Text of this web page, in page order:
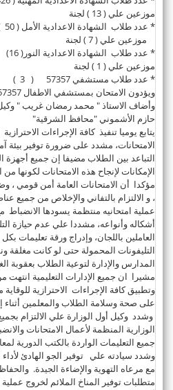
موزعين علي ( 13 ) لجنة
* عدد طلاب الشهادة الاعدادية الأمل ( 50 ) لجنة
موزعين علي ( 7 ) لجنة
* عدد طلاب الشهادة الاعدادية النور( 16)
موزعين علي ( 1 ) لجنة
* عدد طلاب مستشفي 57357 ( 3 )
ويؤدون الامتحان بمستشفي الاطفال 57357 بالقاهرة
وأضاف الاستاذ " محمد رمضان غريب "
حازم الأشموني "محافظ الشرقية"
يتابع يوميا تنفيذ كافة الإجراءات
الامتحانات، مشدد على ضرورة توفير بيئة
التباعد بين الطلاب مضيفا إن جميع
الإمكانات لإنجاح هذه الامتحانات لكونها من
مؤكدا أن الامتحانات العامة أمن قومي
، و الالتزام بالتفاني والإخلاص من جميع
عملية امتحانيه منتظمة يسودها
أشكاله وأنواعه، مشددا علي عدم حيازة
العاملين باللجان، وإدراج ورقة تعليمات
التليفونات المحمولة حتى لو كانت
المدارس والإدارة لتوعية الطلاب بعقوبة
مشيرا ان جميع الإدارات التعليمية انتهت
وتطبيق كافة الإجراءات الاحترازية
على صحة وسلامة الطلاب والمعلمين أثناء
وشدد وكيل أول الوزارة علي الالتزام
الوزارية المنظمة لأعمال الامتحانات
جميع التعليمات الواردة بالكتب الدورية
وشدد سيادته علي توفير الجو الهادئ
مع مرعاه التهوية والإضاءة الجيدة.
متطلبات توفير المناخ الملائم لخروج